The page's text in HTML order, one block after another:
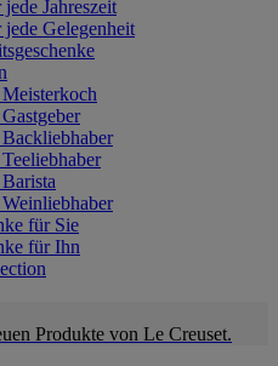
Jahreszeit
Gelegenheit
für Sie
für Ihn
Produkte von Le Creuset.